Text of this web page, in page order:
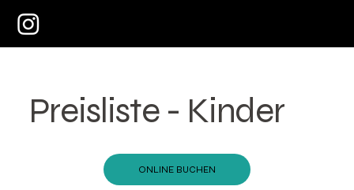
Preisliste - Kinder
ONLINE BUCHEN